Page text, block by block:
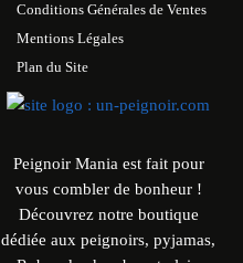
Conditions Générales de Ventes
Mentions Légales
Plan du Site
Peignoir Mania est fait pour
vous combler de bonheur !
Découvrez notre boutique
dédiée aux peignoirs, pyjamas,